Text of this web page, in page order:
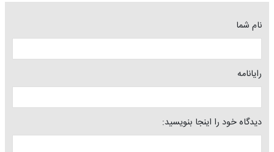
نام شما
رایانامه
دیدگاه خود را اینجا بنویسید: